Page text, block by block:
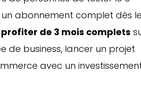
abonnement complet dès
profiter de 3 mois complets
de business, lancer un projet
avec un